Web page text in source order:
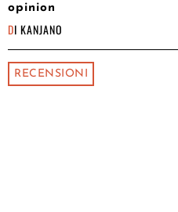
opinion
DI KANJANO
RECENSIONI